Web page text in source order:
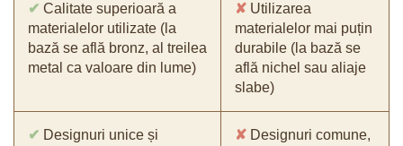
✔ Calitate superioară a
materialelor utilizate (la
bază se află bronz, al treilea
metal ca valoare din lume)
✘ Utilizarea
materialelor mai puțin
durabile (la bază se
află nichel sau aliaje
slabe)
✔ Designuri unice și
✘ Designuri comune,